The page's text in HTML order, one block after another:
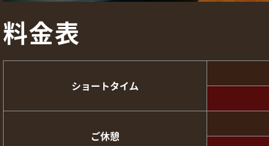
料金表
ショートタイム
ご休憩